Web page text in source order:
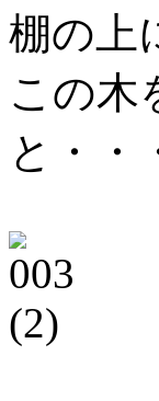
棚の上
この木
と・・